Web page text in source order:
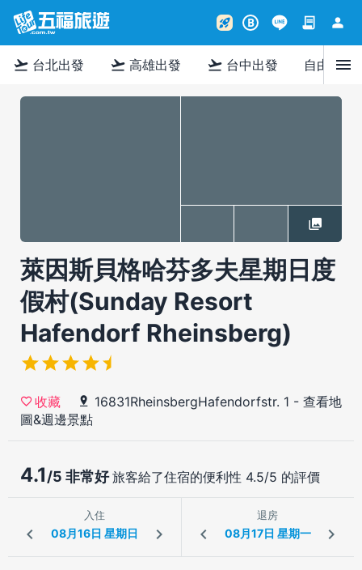
rocket_launch B contract person
flight_takeoff 台北出發 flight_takeoff 高雄出發 flight_takeoff 台中出發 自由行menu
萊因斯貝格哈芬多夫星期日度
假村(Sunday Resort
Hafendorf Rheinsberg)
收藏 16831RheinsbergHafendorfstr. 1 - 查看地
圖&週邊景點
4.1/5 非常好旅客給了住宿的便利性 4.5/5 的評價
入住 退房